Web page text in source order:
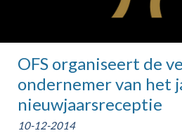
OFS organiseert de
ondernemer van het
nieuwjaarsreceptie
10-12-2014